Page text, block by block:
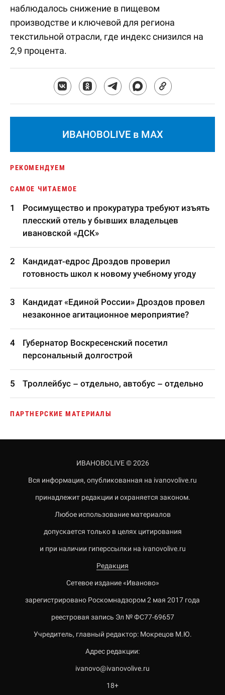
наблюдалось снижение в пищевом
производстве и ключевой для региона
текстильной отрасли, где индекс снизился на
2,9 процента.
ИВАНОВОLIVE в MAX
РЕКОМЕНДУЕМ
САМОЕ ЧИТАЕМОЕ
Росимущество и прокуратура требуют изъять
плесский отель у бывших владельцев
ивановской «ДСК»
Кандидат-едрос Дроздов проверил
готовность школ к новому учебному угоду
Кандидат «Единой России» Дроздов провел
незаконное агитационное мероприятие?
Губернатор Воскресенский посетил
персональный долгострой
Троллейбус – отдельно, автобус – отдельно
ПАРТНЕРСКИЕ МАТЕРИАЛЫ
ИВАНОВОLIVE © 2026
Вся информация, опубликованная на ivanovolive.ru
принадлежит редакции и охраняется законом.
Любое использование материалов
допускается только в целях цитирования
и при наличии гиперссылки на ivanovolive.ru
Редакция
Сетевое издание «Иваново»
зарегистрировано Роскомнадзором 2 мая 2017 года
реестровая запись Эл № ФС77-69657
Учредитель, главный редактор: Мокрецов М.Ю.
Адрес редакции:
ivanovo@ivanovolive.ru
18+